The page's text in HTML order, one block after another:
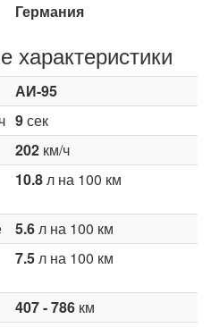
Германия
характеристики
АИ-95
9сек
202 км/ч
10.8л на 100 км
5.6л на 100 км
7.5л на 100 км
407 - 786 км